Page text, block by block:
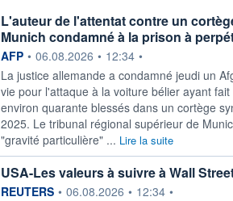
L'auteur de l'attentat contre un
Munich condamné à la prison à
information fournie par
AFP • 06.08.2026 • 12:34 •
La justice allemande a condamné jeudi un
vie pour l'attaque à la voiture bélier ayant
environ quarante blessés dans un cortège
2025. Le tribunal régional supérieur de
"gravité particulière" ... Lire la suite
USA-Les valeurs à suivre à Wall
information fournie par
REUTERS • 06.08.2026 • 12:34 •